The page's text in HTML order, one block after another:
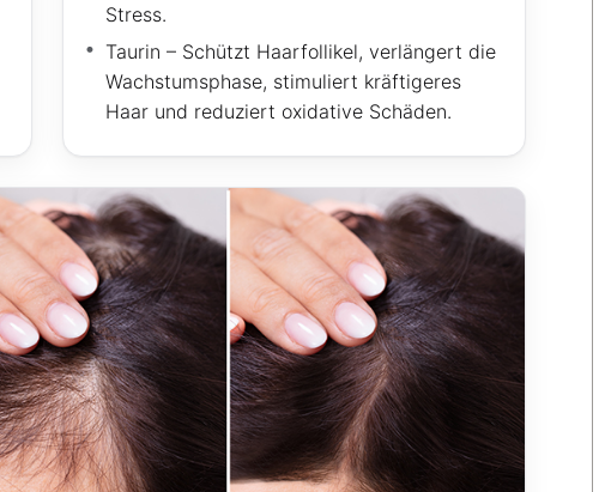
Stress.
Taurin – Schützt Haarfollikel, verlängert die
Wachstumsphase, stimuliert kräftigeres
Haar und reduziert oxidative Schäden.